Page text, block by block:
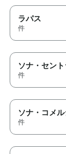
ラパス
件
ソナ・セン
件
ソナ・コメ
件